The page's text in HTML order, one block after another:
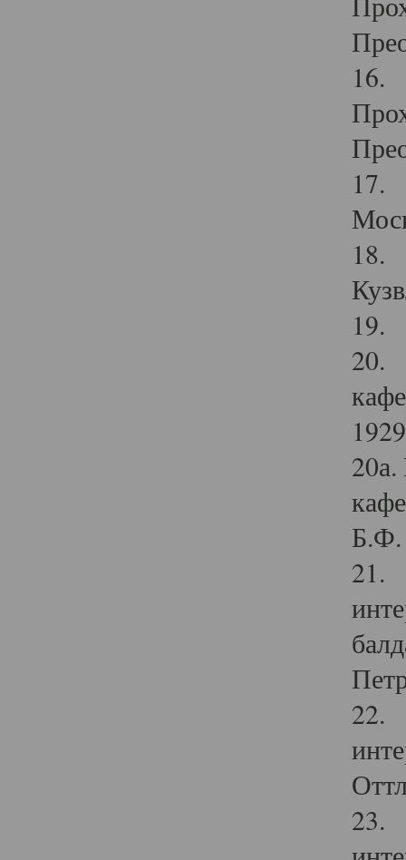
16.
17.
18.
19.
20.
Б.Ф.
21.
22.
23.